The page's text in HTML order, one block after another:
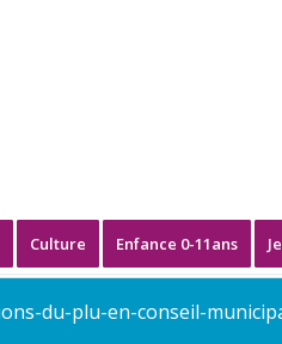
Culture Enfance 0-11ans
du-plu-en-conseil-